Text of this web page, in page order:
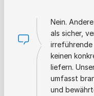
Nein.
als sicher,
keinen
liefern.
umfasst
und